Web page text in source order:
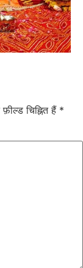
चिह्नित हैं *